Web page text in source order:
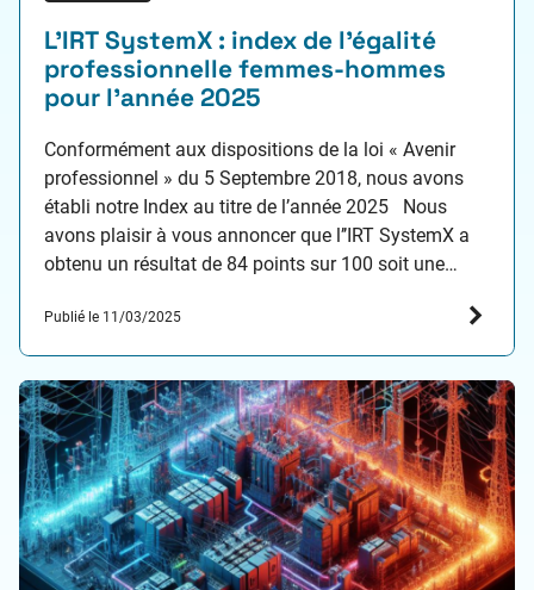
L’IRT SystemX : index de l’égalité
professionnelle femmes-hommes
pour l’année 2025
Conformément aux dispositions de la loi « Avenir
professionnel » du 5 Septembre 2018, nous avons
établi notre Index au titre de l’année 2025 Nous
avons plaisir à vous annoncer que l’’IRT SystemX a
obtenu un résultat de 84 points sur 100 soit une
dernière. …
Publié le 11/03/2025